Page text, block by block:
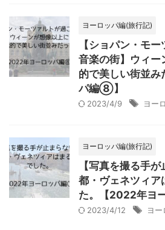
ヨーロッパ編(旅行記)
【ショパン・モ
音楽の街】ウィー
的で美しい街並み
パ編⑧】
2023/4/9 ヨー
ヨーロッパ編(旅行記)
【写真を撮る手
都・ヴェネツィア
た。【2022年ヨ
2023/4/12 ヨ